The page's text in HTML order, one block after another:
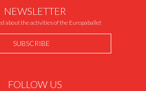
NEWSLETTER
about the activities of the Europaballet
SUBSCRIBE
FOLLOW US